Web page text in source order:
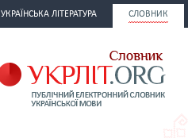
УКРАЇНСЬКА ЛІТЕРАТУРА СЛОВНИК